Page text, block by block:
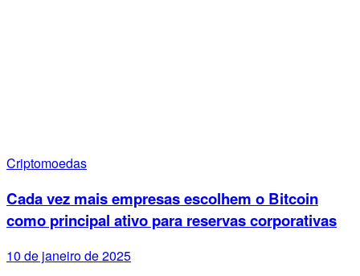
Criptomoedas
Cada vez mais empresas escolhem o Bitcoin
como principal ativo para reservas corporativas
10 de janeiro de 2025